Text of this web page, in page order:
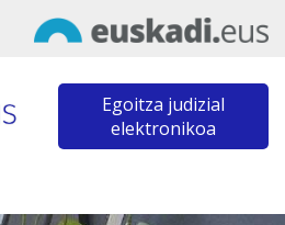
Egoitza judizial
elektronikoa